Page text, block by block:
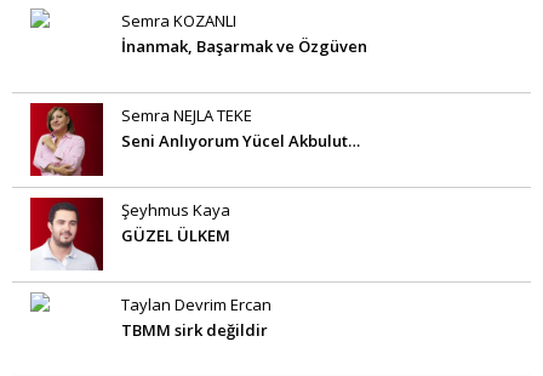
Semra KOZANLI
İnanmak, Başarmak ve Özgüven
Semra NEJLA TEKE
Seni Anlıyorum Yücel Akbulut…
Şeyhmus Kaya
GÜZEL ÜLKEM
Taylan Devrim Ercan
TBMM sirk değildir